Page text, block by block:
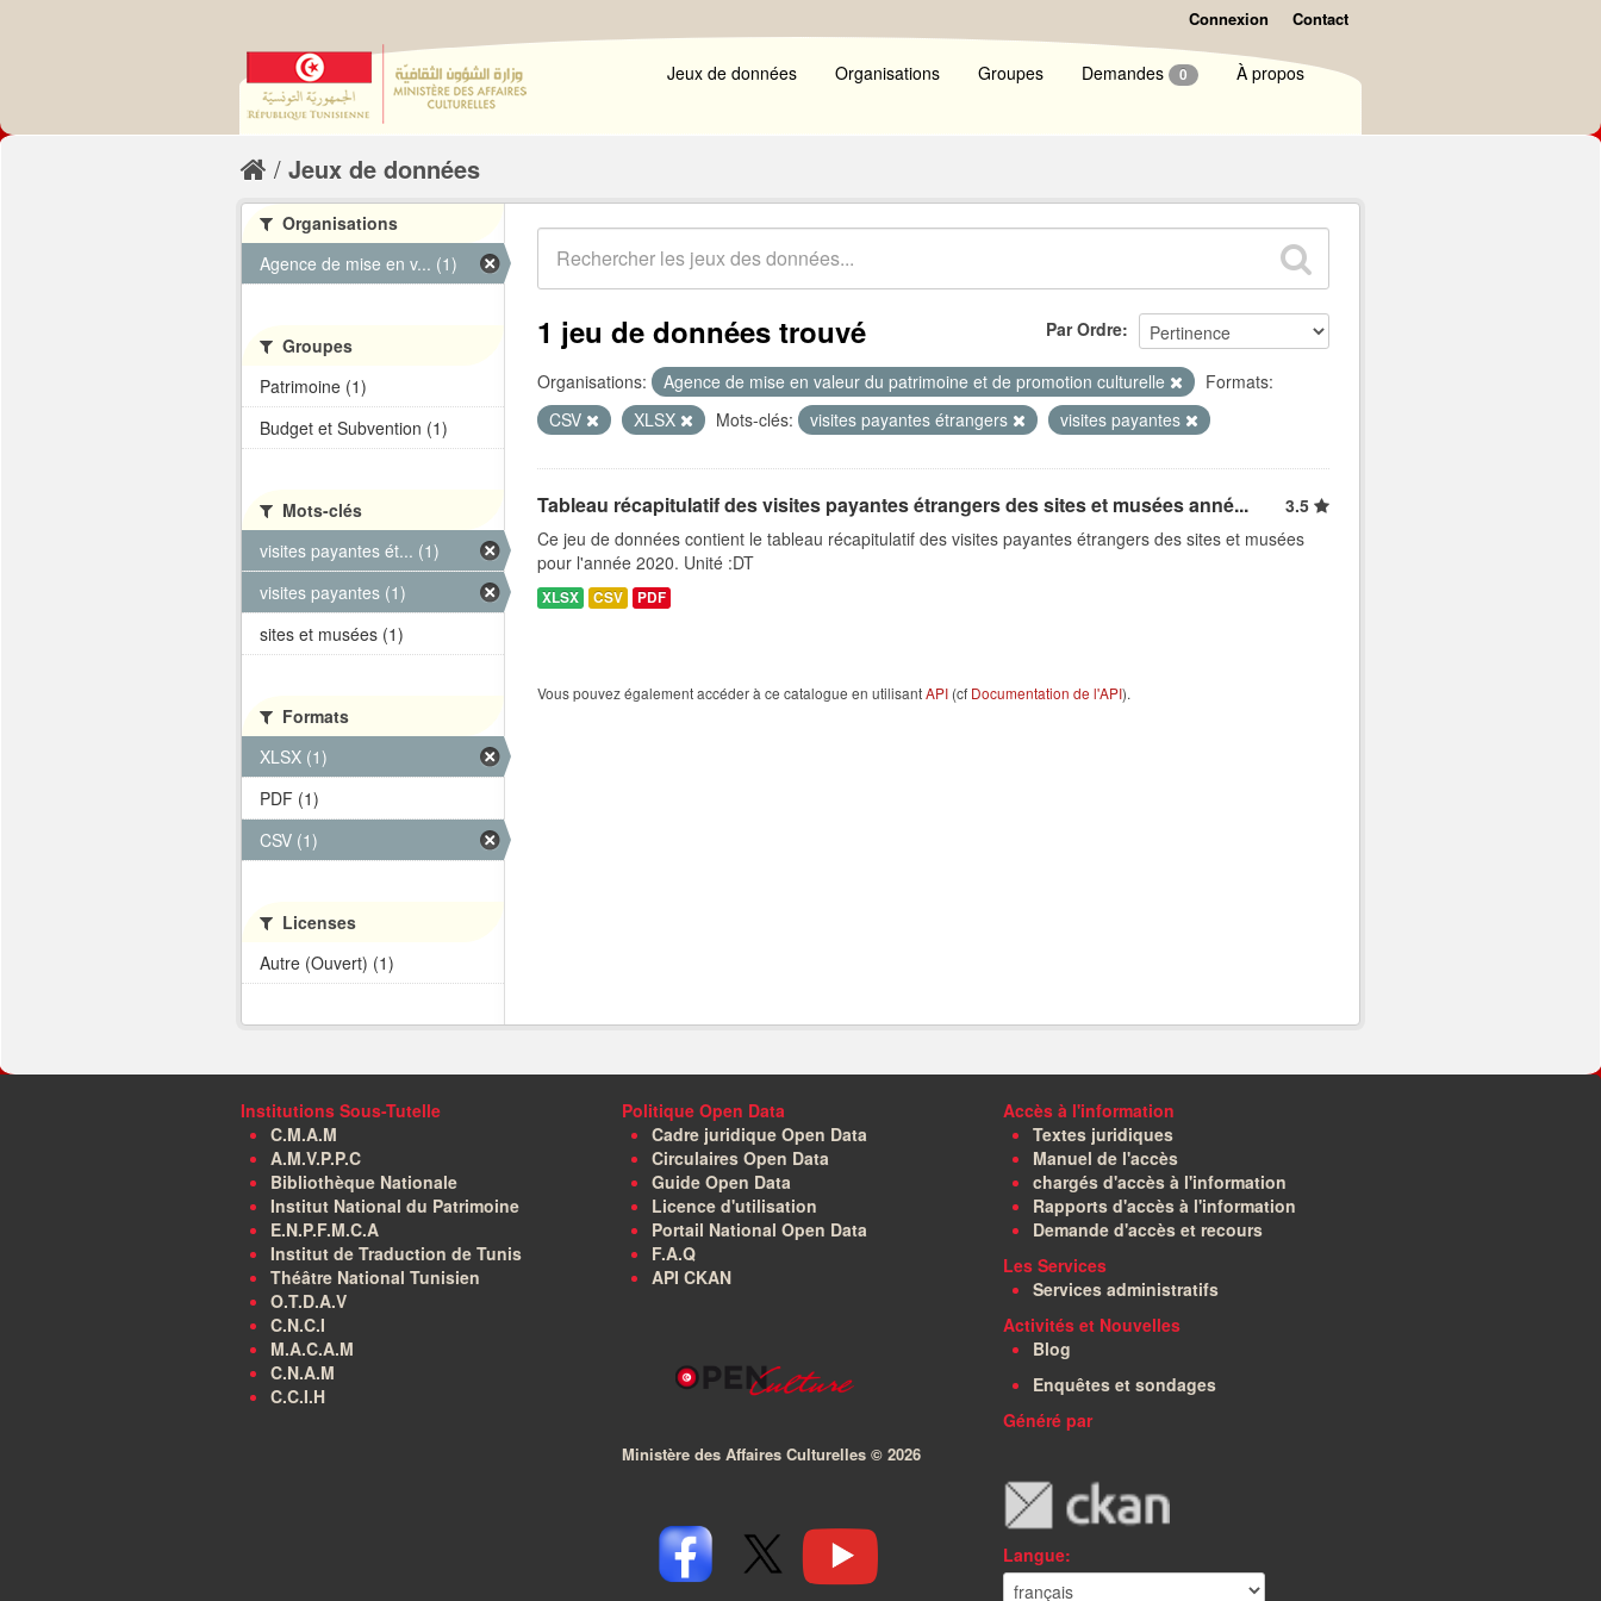
Connexion Contact
Jeux de données Organisations Groupes Demandes 0 À propos
Jeux de données
Par Ordre
1 jeu de données trouvé
Organisations: Agence de mise en valeur du patrimoine et de promotion culturelle
Formats:
CSV
XLSX Mots-clés: visites payantes étrangers visites payantes
Tableau récapitulatif des visites payantes étrangers des sites et musées anné...
3.5
Ce jeu de données contient le tableau récapitulatif des visites payantes étrangers des sites et musées
pour l'année 2020. Unité :DT
XLSX CSV PDF
Vous pouvez également accéder à ce catalogue en utilisantAPI (cf Documentation de l'API).
Organisations
Agence de mise en v... (1)
Groupes
Patrimoine (1)
Budget et Subvention (1)
Mots-clés
visites payantes ét... (1)
visites payantes (1)
sites et musées (1)
Formats
XLSX (1)
PDF (1)
CSV (1)
Licenses
Autre (Ouvert) (1)
Institutions Sous-Tutelle
C.M.A.M
A.M.V.P.P.C
Bibliothèque Nationale
Institut National du Patrimoine
E.N.P.F.M.C.A
Institut de Traduction de Tunis
Théâtre National Tunisien
O.T.D.A.V
C.N.C.I
M.A.C.A.M
C.N.A.M
C.C.I.H
Politique Open Data
Cadre juridique Open Data
Circulaires Open Data
Guide Open Data
Licence d'utilisation
Portail National Open Data
F.A.Q
API CKAN
Ministère des Affaires Culturelles © 2026
Accès à l'information
Textes juridiques
Manuel de l'accès
chargés d'accès à l'information
Rapports d'accès à l'information
Demande d'accès et recours
Les Services
Services administratifs
Activités et Nouvelles
Blog
Enquêtes et sondages
Généré par
Langue